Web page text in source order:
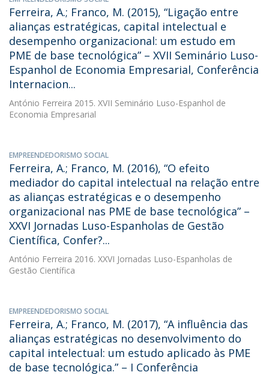
Ferreira, A.; Franco, M. (2015), “Ligação entre
alianças estratégicas, capital intelectual e
desempenho organizacional: um estudo em
PME de base tecnológica” – XVII Seminário Luso-
Espanhol de Economia Empresarial, Conferência
Internacion...
António Ferreira 2015. XVII Seminário Luso-Espanhol de
Economia Empresarial
EMPREENDEDORISMO SOCIAL
Ferreira, A.; Franco, M. (2016), “O efeito
mediador do capital intelectual na relação entre
as alianças estratégicas e o desempenho
organizacional nas PME de base tecnológica” –
XXVI Jornadas Luso-Espanholas de Gestão
Científica, Confer?...
António Ferreira 2016. XXVI Jornadas Luso-Espanholas de
Gestão Científica
EMPREENDEDORISMO SOCIAL
Ferreira, A.; Franco, M. (2017), “A influência das
alianças estratégicas no desenvolvimento do
capital intelectual: um estudo aplicado às PME
de base tecnológica.” – I Conferência